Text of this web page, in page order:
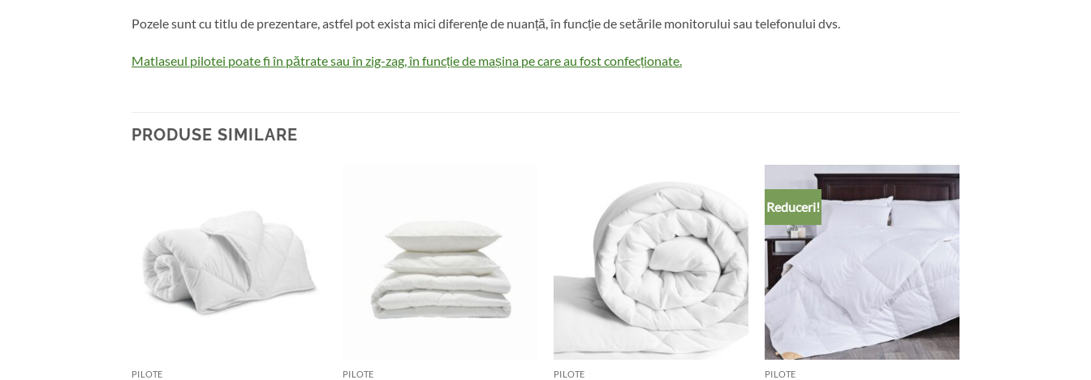
Pozele sunt cu titlu de prezentare, astfel pot exista mici diferențe de nuanță, în funcție de setările monitorului sau telefonului dvs.
Matlaseul pilotei poate fi în pătrate sau în zig-zag, în funcție de mașina pe care au fost confecționate.
PRODUSE SIMILARE
PILOTE PILOTE
Add to
wishlist
PILOTE
Reduceri!
PILOTE